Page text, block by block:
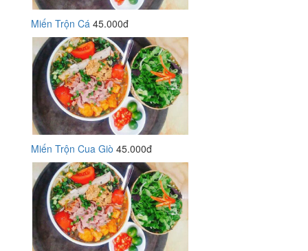
Miến Trộn Cá 45.000đ
Miến Trộn Cua Giò 45.000đ